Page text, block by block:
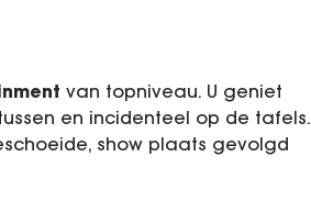
van topniveau. U geniet
en incidenteel op de tafels.
show plaats gevolgd
Entertainment